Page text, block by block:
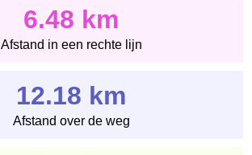
6.48 km
Afstand in een rechte lijn
12.18 km
Afstand over de weg